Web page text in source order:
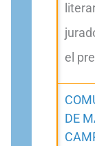
el
DE